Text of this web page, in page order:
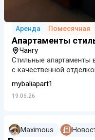
Аренда Помесячная
Апартаменты
Чангу
Стильные апартаменты
с качественной
пространством. На
коворкинг, веган-кафе
бассейн, йога-ш…
mybaliapart1
19.06.26
Maximous